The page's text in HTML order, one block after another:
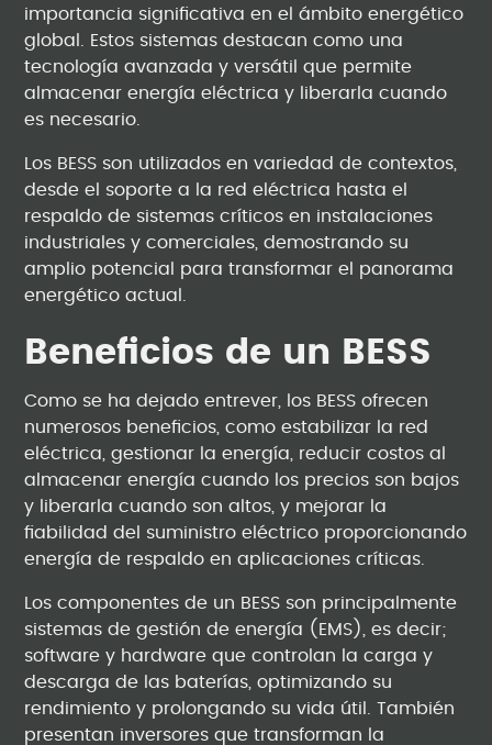
importancia significativa en el ámbito energético
global. Estos sistemas destacan como una
tecnología avanzada y versátil que permite
almacenar energía eléctrica y liberarla cuando
es necesario.
Los BESS son utilizados en variedad de contextos,
desde el soporte a la red eléctrica hasta el
respaldo de sistemas críticos en instalaciones
industriales y comerciales, demostrando su
amplio potencial para transformar el panorama
energético actual.
Beneficios de un BESS
Como se ha dejado entrever, los BESS ofrecen
numerosos beneficios, como estabilizar la red
eléctrica, gestionar la energía, reducir costos al
almacenar energía cuando los precios son bajos
y liberarla cuando son altos, y mejorar la
fiabilidad del suministro eléctrico proporcionando
energía de respaldo en aplicaciones críticas.
Los componentes de un BESS son principalmente
sistemas de gestión de energía (EMS), es decir;
software y hardware que controlan la carga y
descarga de las baterías, optimizando su
rendimiento y prolongando su vida útil. También
presentan inversores que transforman la